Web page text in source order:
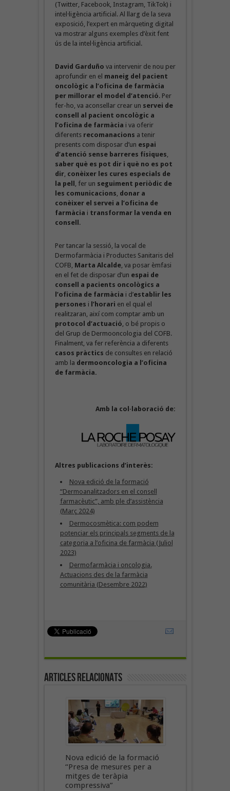
(Twitter, Facebook, Instagram, TikTok) i
intel·ligència artificial. Al llarg de la seva
exposició, l’expert en màrqueting digital
va mostrar alguns exemples d’èxit fent
ús de la intel·ligència artificial.
David Garduño va intervenir de nou per
aprofundir en el maneig del pacient
oncològic a l’oficina de farmàcia
per millorar el model d’atenció. Per
fer-ho, va aconsellar crear un servei de
consell al pacient oncològic a
l’oficina de farmàcia i va oferir
diferents recomanacions a tenir
presents com disposar d’un espai
d’atenció sense barreres físiques,
saber què es pot dir i què no es pot
dir, conèixer les cures especials de
la pell , fer un seguiment periòdic de
les comunicacions, donar a
conèixer el servei a l’oficina de
farmàcia i transformar la venda en
consell .
Per tancar la sessió, la vocal de
Dermofarmàcia i Productes Sanitaris del
COFB, Marta Alcalde, va posar èmfasi
en el fet de disposar d’un espai de
consell a pacients oncològics a
l’oficina de farmàcia i d’establir les
persones i l’horari en el qual el
realitzaran, així com comptar amb un
protocol d’actuació, o bé propis o
del Grup de Dermooncologia del COFB.
Finalment, va fer referència a diferents
casos pràctics de consultes en relació
amb la dermooncologia a l’oficina
de farmàcia.
Amb la col·laboració de:
Altres publicacions d’interès:
Nova edició de la formació
“Dermoanalitzadors en el consell
farmacèutic”, amb ple d’assistència
(Març 2024)
Dermocosmètica: com podem
potenciar els principals segments de la
categoria a l’oficina de farmàcia (Juliol
2023)
Dermofarmàcia i oncologia.
Actuacions des de la farmàcia
comunitària (Desembre 2022)
Articles Relacionats
Nova edició de la formació
“Presa de mesures per a
mitges de teràpia
compressiva”